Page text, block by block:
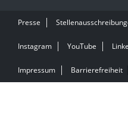
Presse
Instagram YouTube
Impressum Barrierefreiheit